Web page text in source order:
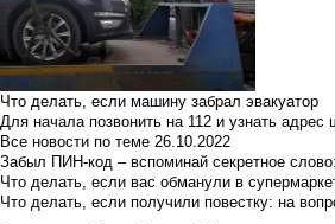
Что делать, если машину забрал эвакуатор
Для начала позвонить на 112 и узнать адрес
Все новости по теме 26.10.2022
Забыл ПИН-код – вспоминай секретное
Что делать, если вас обманули в
Что делать, если получили повестку: на